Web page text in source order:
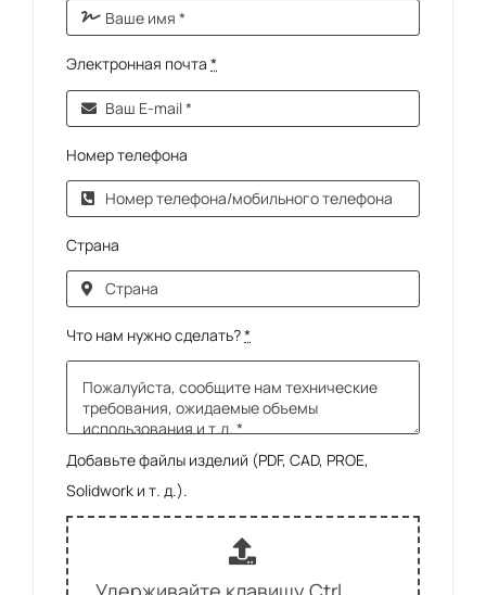
Электронная почта*
Номер телефона
Страна
Что нам нужно сделать?*
Добавьте файлы изделий (PDF, CAD, PROE,
Solidwork и т. д.).